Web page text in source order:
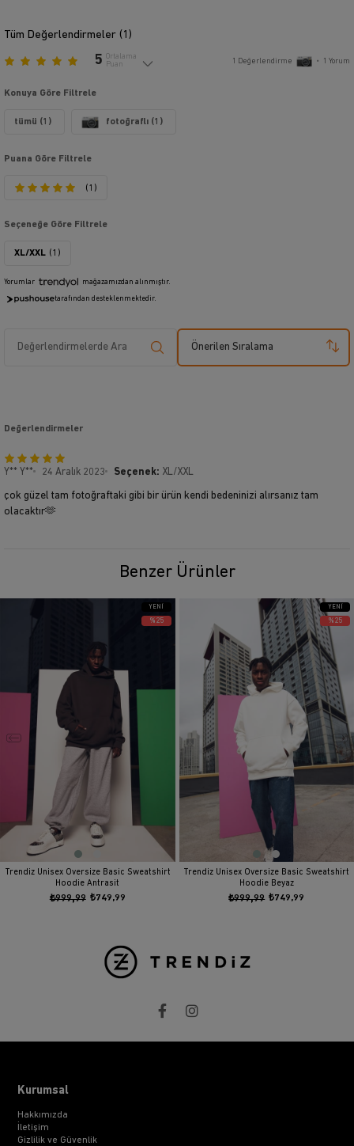
Tüm Değerlendirmeler (1 )
5 Ortalama
Puan
1 Değerlendirme • 1 Yorum
Konuya Göre Filtrele
tümü (1) fotoğraflı (1)
Puana Göre Filtrele
(1)
Seçeneğe Göre Filtrele
XL/XXL (1)
Yorumlar mağazamızdan alınmıştır.
tarafından desteklenmektedir.
Önerilen Sıralama
Değerlendirmeler
Y** Y** 24 Aralık 2023 Seçenek: XL/XXL
çok güzel tam fotoğraftaki gibi bir ürün kendi bedeninizi alırsanız tam
olacaktır🫶
Benzer Ürünler
Trendiz Unisex Oversize Basic Sweatshirt
Hoodie Antrasit
₺749,99
₺999,99
YENI
ÜRÜN
%25
Trendiz Unisex Oversize Basic Sweatshirt
Hoodie Beyaz
₺749,99
₺999,99
YENI
ÜRÜN
%25
Kurumsal
Hakkımızda
İletişim
Gizlilik ve Güvenlik